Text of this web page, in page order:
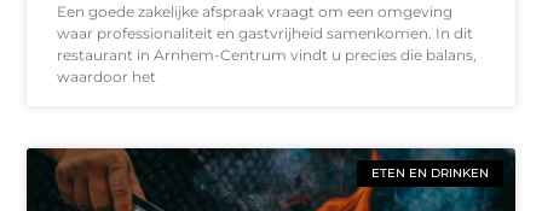
Een goede zakelijke afspraak vraagt om een omgeving
waar professionaliteit en gastvrijheid samenkomen. In dit
restaurant in Arnhem-Centrum vindt u precies die balans,
waardoor het
ETEN EN DRINKEN